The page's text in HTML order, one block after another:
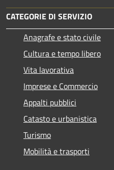
CATEGORIE DI SERVIZIO
Anagrafe e stato civile
Cultura e tempo libero
Vita lavorativa
Imprese e Commercio
Appalti pubblici
Catasto e urbanistica
Turismo
Mobilità e trasporti